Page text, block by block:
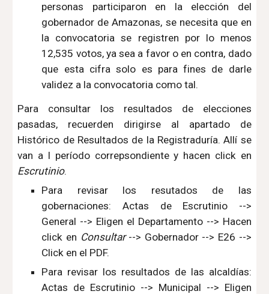
personas participaron en la elección del
gobernador de Amazonas, se necesita que en
la convocatoria se registren por lo menos
12,535 votos, ya sea a favor o en contra, dado
que esta cifra solo es para fines de darle
validez a la convocatoria como tal.
Para consultar los resultados de elecciones
pasadas, recuerden dirigirse al apartado de
Histórico de Resultados de la Registraduría. Allí se
van a l período correpsondiente y hacen click en
Escrutinio.
Para revisar los resutados de las
gobernaciones: Actas de Escrutinio -->
General --> Eligen el Departamento --> Hacen
click en Consultar--> Gobernador --> E26 -->
Click en el PDF.
Para revisar los resultados de las alcaldías:
Actas de Escrutinio --> Municipal --> Eligen